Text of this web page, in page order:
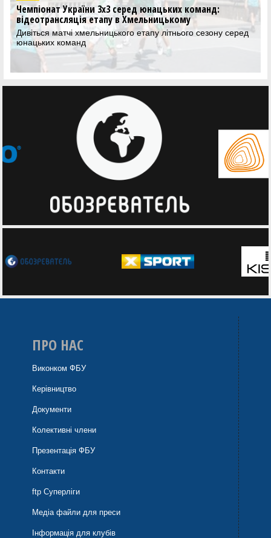
Чемпіонат України 3х3 серед юнацьких команд:
відеотрансляція етапу в Хмельницькому
Дивіться матчі хмельницького етапу літнього сезону серед
юнацьких команд
ПРО НАС
Виконком ФБУ
Керівництво
Документи
Колективні члени
Презентація ФБУ
Контакти
ftp Суперліги
Медіа файли для преси
Інформація для клубів